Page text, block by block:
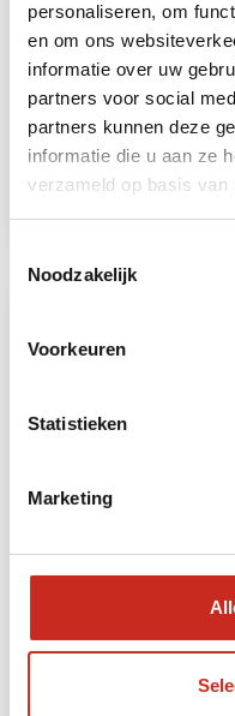
personaliseren, om
en om ons
informatie over uw
partners voor social
partners kunnen deze
informatie die u aan ze
verzameld op basis van
Noodzakelijk
Voorkeuren
Statistieken
Marketing
Iran Dasht-e
vanaf €485 per
Lees
Noordoost Iran
vanaf €825 per